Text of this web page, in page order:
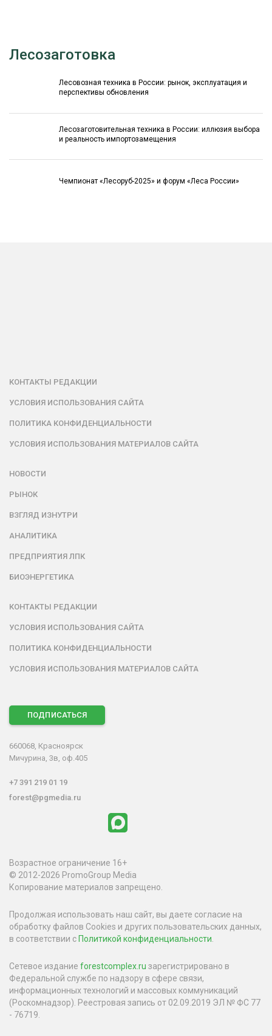
Лесозаготовка
Лесовозная техника в России: рынок, эксплуатация и
перспективы обновления
Лесозаготовительная техника в России: иллюзия выбора
и реальность импортозамещения
Чемпионат «Лесоруб-2025» и форум «Леса России»
КОНТАКТЫ РЕДАКЦИИ
УСЛОВИЯ ИСПОЛЬЗОВАНИЯ САЙТА
ПОЛИТИКА КОНФИДЕНЦИАЛЬНОСТИ
УСЛОВИЯ ИСПОЛЬЗОВАНИЯ МАТЕРИАЛОВ САЙТА
НОВОСТИ
РЫНОК
ВЗГЛЯД ИЗНУТРИ
АНАЛИТИКА
ПРЕДПРИЯТИЯ ЛПК
БИОЭНЕРГЕТИКА
КОНТАКТЫ РЕДАКЦИИ
УСЛОВИЯ ИСПОЛЬЗОВАНИЯ САЙТА
ПОЛИТИКА КОНФИДЕНЦИАЛЬНОСТИ
УСЛОВИЯ ИСПОЛЬЗОВАНИЯ МАТЕРИАЛОВ САЙТА
ПОДПИСАТЬСЯ
660068, Красноярск
Мичурина, 3в, оф.405
+7 391 219 01 19
forest@pgmedia.ru
Возрастное ограничение 16+
© 2012-2026 PromoGroup Media
Копирование материалов запрещено.
Продолжая использовать наш сайт, вы даете согласие на
обработку файлов Cookies и других пользовательских данных,
в соответствии с Политикой конфиденциальности
Сетевое издание forestcomplex.ru зарегистрировано в
Федеральной службе по надзору в сфере связи,
информационных технологий и массовых коммуникаций
(Роскомнадзор). Реестровая запись от 02.09.2019 ЭЛ № ФС 77
- 76719.